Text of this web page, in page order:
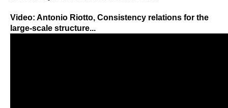
Video: Antonio Riotto, Consistency relations for the
large-scale structure...